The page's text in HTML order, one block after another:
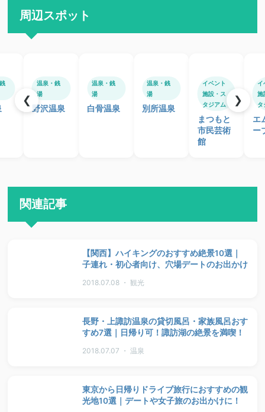
周辺スポット
温泉・銭
湯
野沢温泉
温泉・銭
湯
白骨温泉
温泉・銭
湯
別所温泉
イベント
施設・ス
タジアム
まつもと
市民芸術
館
イ
施
タ
エ
ー
❮ ❯
関連記事
【関西】ハイキングのおすすめ絶景10選｜
子連れ・初心者向け、穴場デートのお出かけ
2018.07.08 ・ 観光
長野・上諏訪温泉の貸切風呂・家族風呂おす
すめ7選｜日帰り可！諏訪湖の絶景を満喫！
2018.07.07 ・ 温泉
東京から日帰りドライブ旅行におすすめの観
光地10選｜デートや女子旅のお出かけに！